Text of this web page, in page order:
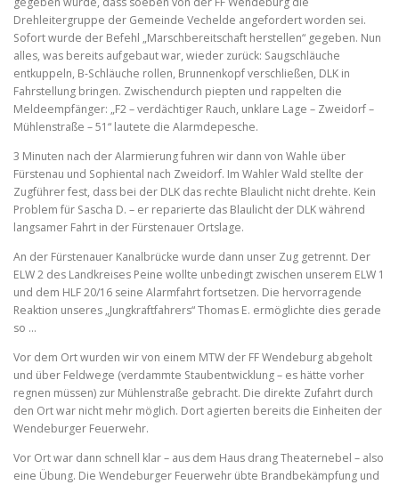
Drehleitergruppe der Gemeinde Vechelde angefordert worden sei.
Sofort wurde der Befehl „Marschbereitschaft herstellen“ gegeben. Nun
alles, was bereits aufgebaut war, wieder zurück: Saugschläuche
entkuppeln, B-Schläuche rollen, Brunnenkopf verschließen, DLK in
Fahrstellung bringen. Zwischendurch piepten und rappelten die
Meldeempfänger: „F2 – verdächtiger Rauch, unklare Lage – Zweidorf –
Mühlenstraße – 51“ lautete die Alarmdepesche.
3 Minuten nach der Alarmierung fuhren wir dann von Wahle über
Fürstenau und Sophiental nach Zweidorf. Im Wahler Wald stellte der
Zugführer fest, dass bei der DLK das rechte Blaulicht nicht drehte. Kein
Problem für Sascha D. – er reparierte das Blaulicht der DLK während
langsamer Fahrt in der Fürstenauer Ortslage.
An der Fürstenauer Kanalbrücke wurde dann unser Zug getrennt. Der
ELW 2 des Landkreises Peine wollte unbedingt zwischen unserem ELW 1
und dem HLF 20/16 seine Alarmfahrt fortsetzen. Die hervorragende
Reaktion unseres „Jungkraftfahrers“ Thomas E. ermöglichte dies gerade
so …
Vor dem Ort wurden wir von einem MTW der FF Wendeburg abgeholt
und über Feldwege (verdammte Staubentwicklung – es hätte vorher
regnen müssen) zur Mühlenstraße gebracht. Die direkte Zufahrt durch
den Ort war nicht mehr möglich. Dort agierten bereits die Einheiten der
Wendeburger Feuerwehr.
Vor Ort war dann schnell klar – aus dem Haus drang Theaternebel – also
eine Übung. Die Wendeburger Feuerwehr übte Brandbekämpfung und